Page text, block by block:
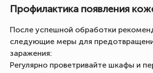
Профилактика появления
После успешной обработки
следующие меры для
заражения:
Регулярно проветривайте шкафы и